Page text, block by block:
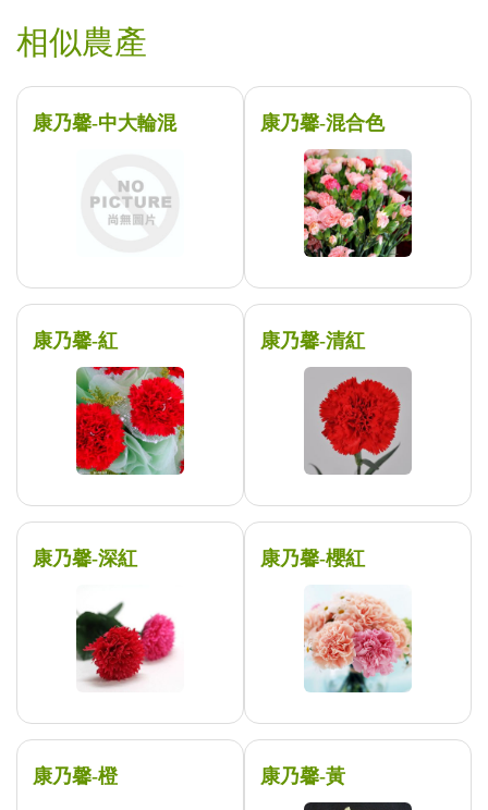
相似農產
康乃馨-中大輪混 康乃馨-混合色
康乃馨-紅 康乃馨-清紅
康乃馨-深紅 康乃馨-櫻紅
康乃馨-橙 康乃馨-黃